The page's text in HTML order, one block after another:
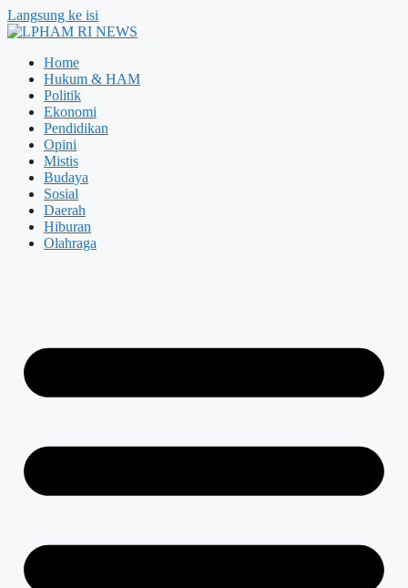
Langsung ke isi
Home
Hukum & HAM
Politik
Ekonomi
Pendidikan
Opini
Mistis
Budaya
Sosial
Daerah
Hiburan
Olahraga